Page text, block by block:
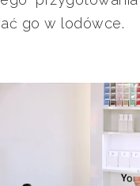
go w lodówce.